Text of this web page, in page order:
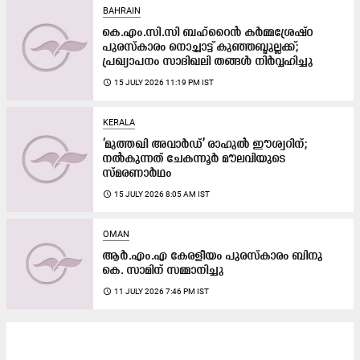
BAHRAIN
കെ.എം.സി.സി ബഹ്റൈൻ കർമ്മശ്രേഷ്ഠ
പുരസ്കാരം നൊച്ചാട്ട് കുഞ്ഞബ്ദുല്ലക്ക്;
പ്രഖ്യാപനം സാദിഖലി തങ്ങൾ നിർവ്വഹിച്ചു
access_time 15 JULY 2026 11:19 PM IST
KERALA
‘മുത്തഖി അവാർഡ്’ രാഹുൽ ഈശ്വറിന്;
നൽകുന്നത് ചേകന്നൂർ മൗലവിയുടെ
സ്മരണാർഥം
access_time 15 JULY 2026 8:05 AM IST
OMAN
ആർ.എം.എ കേരളീയം പുരസ്‌കാരം ബിനു
കെ. സാമിന് സമ്മാനിച്ചു
access_time 11 JULY 2026 7:46 PM IST